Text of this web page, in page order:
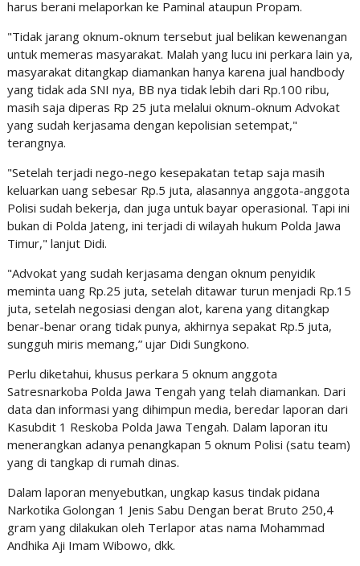
harus berani melaporkan ke Paminal ataupun Propam.
"Tidak jarang oknum-oknum tersebut jual belikan kewenangan
untuk memeras masyarakat. Malah yang lucu ini perkara lain ya,
masyarakat ditangkap diamankan hanya karena jual handbody
yang tidak ada SNI nya, BB nya tidak lebih dari Rp.100 ribu,
masih saja diperas Rp 25 juta melalui oknum-oknum Advokat
yang sudah kerjasama dengan kepolisian setempat,"
terangnya.
"Setelah terjadi nego-nego kesepakatan tetap saja masih
keluarkan uang sebesar Rp.5 juta, alasannya anggota-anggota
Polisi sudah bekerja, dan juga untuk bayar operasional. Tapi ini
bukan di Polda Jateng, ini terjadi di wilayah hukum Polda Jawa
Timur," lanjut Didi.
"Advokat yang sudah kerjasama dengan oknum penyidik
meminta uang Rp.25 juta, setelah ditawar turun menjadi Rp.15
juta, setelah negosiasi dengan alot, karena yang ditangkap
benar-benar orang tidak punya, akhirnya sepakat Rp.5 juta,
sungguh miris memang,” ujar Didi Sungkono.
Perlu diketahui, khusus perkara 5 oknum anggota
Satresnarkoba Polda Jawa Tengah yang telah diamankan. Dari
data dan informasi yang dihimpun media, beredar laporan dari
Kasubdit 1 Reskoba Polda Jawa Tengah. Dalam laporan itu
menerangkan adanya penangkapan 5 oknum Polisi (satu team)
yang di tangkap di rumah dinas.
Dalam laporan menyebutkan, ungkap kasus tindak pidana
Narkotika Golongan 1 Jenis Sabu Dengan berat Bruto 250,4
gram yang dilakukan oleh Terlapor atas nama Mohammad
Andhika Aji Imam Wibowo, dkk.